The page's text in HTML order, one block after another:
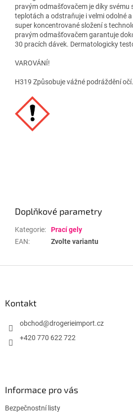
pravým odmašťovačem je díky svému
teplotách a odstraňuje i velmi odolné
super koncentrované složení s
pravým odmašťovačem garantuje
30 pracích dávek. Dermatologicky
VAROVÁNÍ!
H319 Způsobuje vážné podráždění očí.
Doplňkové parametry
Kategorie:
Prací gely
EAN: Zvolte variantu
Kontakt
obchod@drogerieimport.cz
+420 770 622 722
Informace pro vás
Bezpečnostní listy